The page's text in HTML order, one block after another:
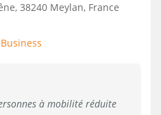
38240 Meylan, France
à mobilité réduite